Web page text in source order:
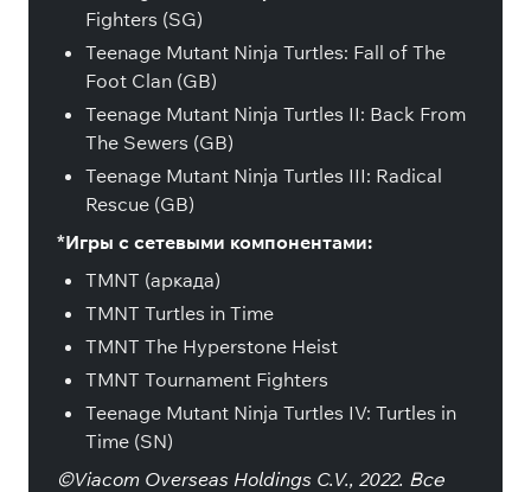
Fighters (SG)
Teenage Mutant Ninja Turtles: Fall of The
Foot Clan (GB)
Teenage Mutant Ninja Turtles II: Back From
The Sewers (GB)
Teenage Mutant Ninja Turtles III: Radical
Rescue (GB)
*Игры с сетевыми компонентами:
TMNT (аркада)
TMNT Turtles in Time
TMNT The Hyperstone Heist
TMNT Tournament Fighters
Teenage Mutant Ninja Turtles IV: Turtles in
Time (SN)
©Viacom Overseas Holdings C.V., 2022. Все